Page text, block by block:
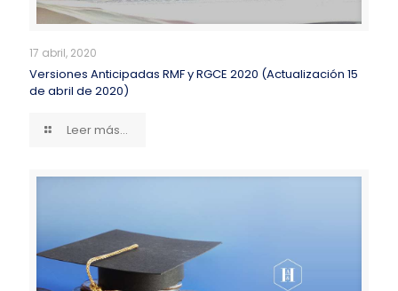
17 abril, 2020
Versiones Anticipadas RMF y RGCE 2020 (Actualización 15
de abril de 2020)
Leer más...